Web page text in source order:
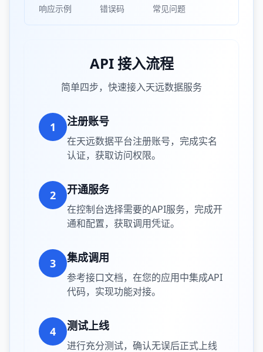
响应示例 错误码 常见问题
API 接入流程
简单四步，快速接入天远数据服务
1 注册账号
在天远数据平台注册账号，完成实名
认证，获取访问权限。
2 开通服务
在控制台选择需要的API服务，完成开
通和配置，获取调用凭证。
3 集成调用
参考接口文档，在您的应用中集成API
代码，实现功能对接。
4 测试上线
进行充分测试，确认无误后正式上线